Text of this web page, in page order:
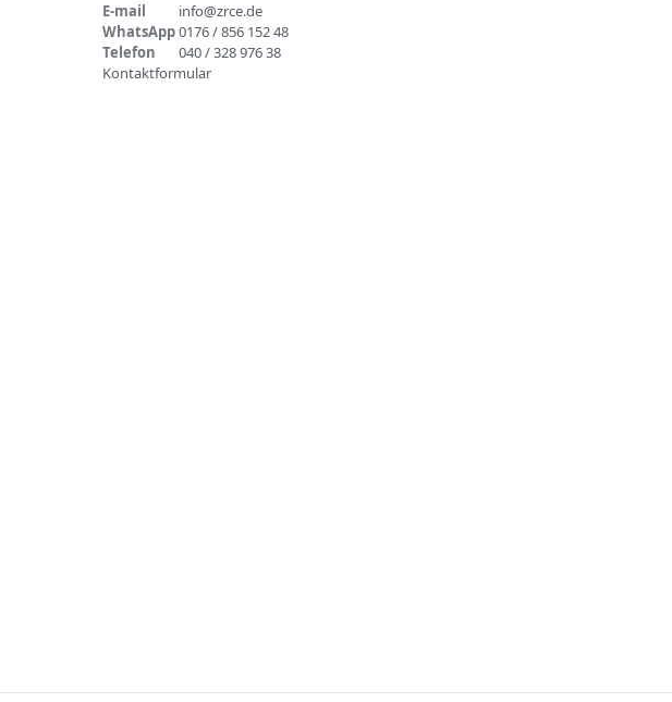
E-mail
info@zrce.de
WhatsApp0176 / 856 152 48
Telefon
040 / 328 976 38
Kontaktformular